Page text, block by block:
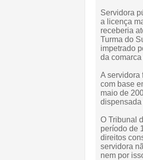
Servidora
a licença
receberia
Turma do
impetrado
da
A servidora
com base
maio de
dispensada
O Tribunal
período de
direitos
servidora
nem por